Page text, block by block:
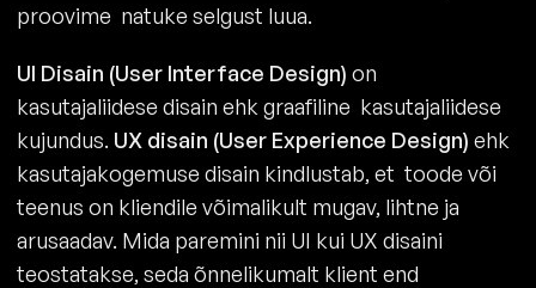
proovime natuke selgust luua.
UI Disain (User Interface Design) on
kasutajaliidese disain ehk graafiline kasutajaliidese
kujundus. UX disain (User Experience Design) ehk
kasutajakogemuse disain kindlustab, et toode või
teenus on kliendile võimalikult mugav, lihtne ja
arusaadav. Mida paremini nii UI kui UX disaini
teostatakse, seda õnnelikumalt klient end